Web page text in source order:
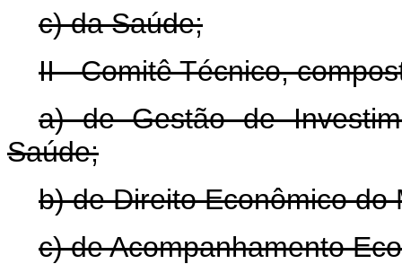
c) da Saúde;
II - Comitê Técnico,
a) de Gestão de
Saúde;
b) de Direito Econômico do
c) de Acompanhamento